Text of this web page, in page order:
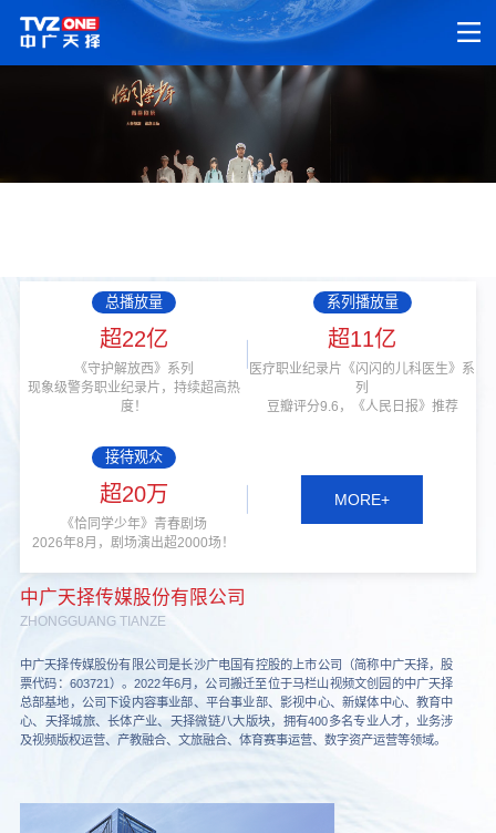
总播放量
超22亿
《守护解放西》系列
现象级警务职业纪录片，持续超高热
度！
系列播放量
超11亿
医疗职业纪录片《闪闪的儿科医生》系
列
豆瓣评分9.6，《人民日报》推荐
接待观众
超20万
《恰同学少年》青春剧场
2026年8月，剧场演出超2000场！
MORE+
中广天择传媒股份有限公司
ZHONGGUANG TIANZE
中广天择传媒股份有限公司是长沙广电国有控股的上市公司（简称中广天择，股
票代码：603721）。2022年6月，公司搬迁至位于马栏山视频文创园的中广天择
总部基地，公司下设内容事业部、平台事业部、影视中心、新媒体中心、教育中
心、天择城旅、长体产业、天择微链八大版块，拥有400多名专业人才，业务涉
及视频版权运营、产教融合、文旅融合、体育赛事运营、数字资产运营等领域。